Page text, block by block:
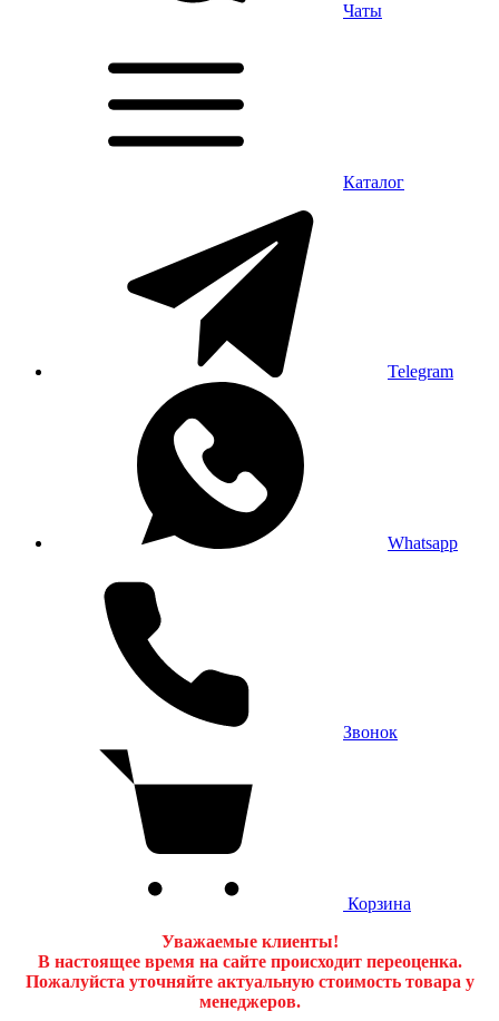
Чаты
Каталог
Telegram
Whatsapp
Звонок
Корзина
Уважаемые клиенты!
В настоящее время на сайте происходит переоценка.
Пожалуйста уточняйте актуальную стоимость товара у
менеджеров.